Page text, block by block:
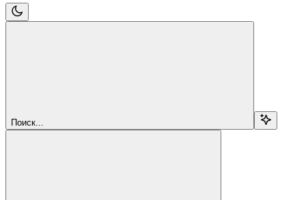
Поиск...